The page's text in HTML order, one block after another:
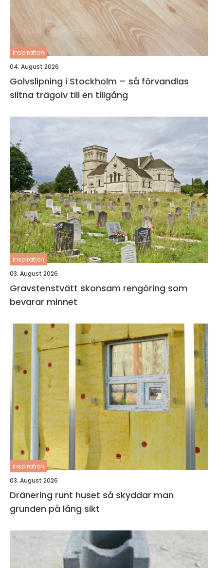
inspiration
04. August 2026
Golvslipning i Stockholm – så förvandlas
slitna trägolv till en tillgång
inspiration
03. August 2026
Gravstenstvätt skonsam rengöring som
bevarar minnet
inspiration
03. August 2026
Dränering runt huset så skyddar man
grunden på lång sikt